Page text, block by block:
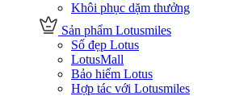
Khôi phục dặm thưởng
Sản phẩm Lotusmiles
Số đẹp Lotus
LotusMall
Bảo hiểm Lotus
Hợp tác với Lotusmiles